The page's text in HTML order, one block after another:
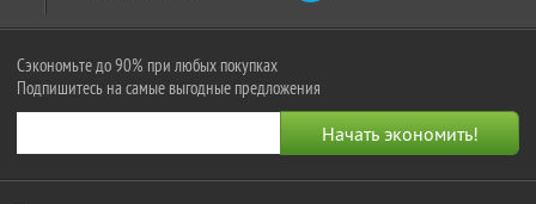
Сэкономьте до 90% при любых покупках
Подпишитесь на самые выгодные предложения